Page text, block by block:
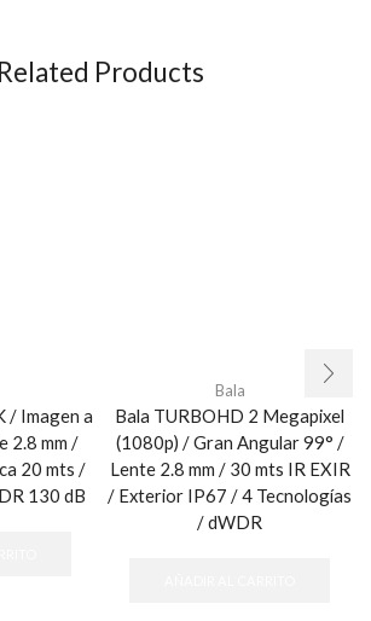
Related Products
/ Imagen a
2.8 mm /
20 mts /
130 dB
Bala
Bala TURBOHD 2 Megapixel
(1080p) / Gran Angular 99° /
Lente 2.8 mm / 30 mts IR EXIR
/ Exterior IP67 / 4 Tecnologías
/ dWDR